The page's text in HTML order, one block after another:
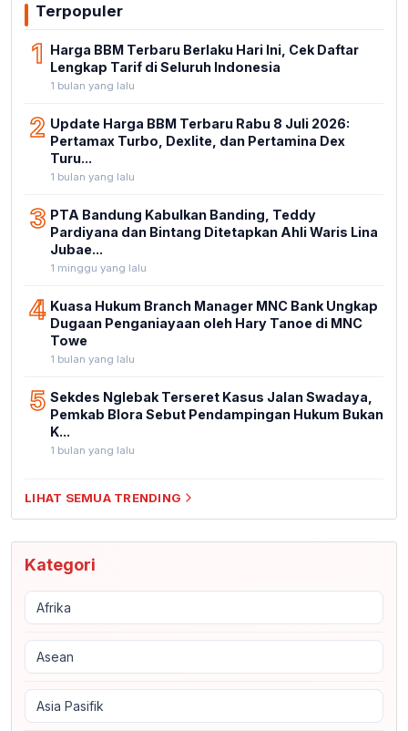
Terpopuler
1 Harga BBM Terbaru Berlaku Hari Ini, Cek Daftar
Lengkap Tarif di Seluruh Indonesia
1 bulan yang lalu
2 Update Harga BBM Terbaru Rabu 8 Juli 2026:
Pertamax Turbo, Dexlite, dan Pertamina Dex
Turu...
1 bulan yang lalu
3 PTA Bandung Kabulkan Banding, Teddy
Pardiyana dan Bintang Ditetapkan Ahli Waris Lina
Jubae...
1 minggu yang lalu
4 Kuasa Hukum Branch Manager MNC Bank Ungkap
Dugaan Penganiayaan oleh Hary Tanoe di MNC
Towe
1 bulan yang lalu
5 Sekdes Nglebak Terseret Kasus Jalan Swadaya,
Pemkab Blora Sebut Pendampingan Hukum Bukan
K...
1 bulan yang lalu
LIHAT SEMUA TRENDING
Kategori
Afrika
Asean
Asia Pasifik